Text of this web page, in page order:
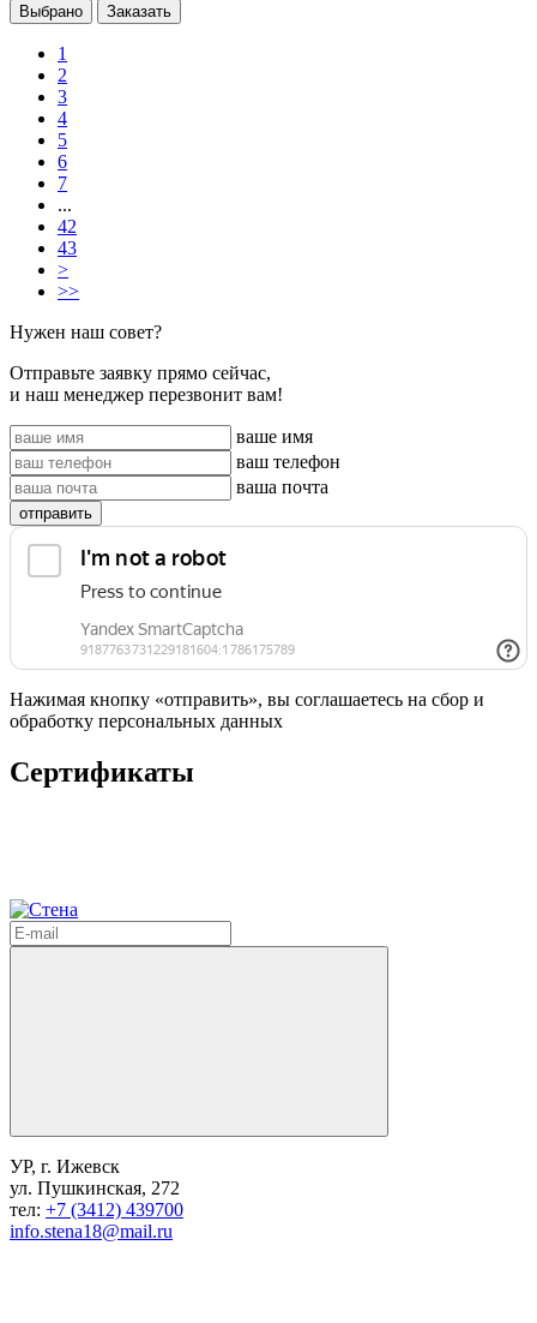
Выбрано Заказать
1
2
3
4
5
6
7
...
42
43
>
>>
Нужен наш совет?
Отправьте заявку прямо сейчас,
и наш менеджер перезвонит вам!
ваше имя
ваш телефон
ваша почта
отправить
Нажимая кнопку «отправить», вы соглашаетесь на сбор и
обработку персональных данных
Сертификаты
УР, г. Ижевск
ул. Пушкинская, 272
тел: +7 (3412) 439700
info.stena18@mail.ru